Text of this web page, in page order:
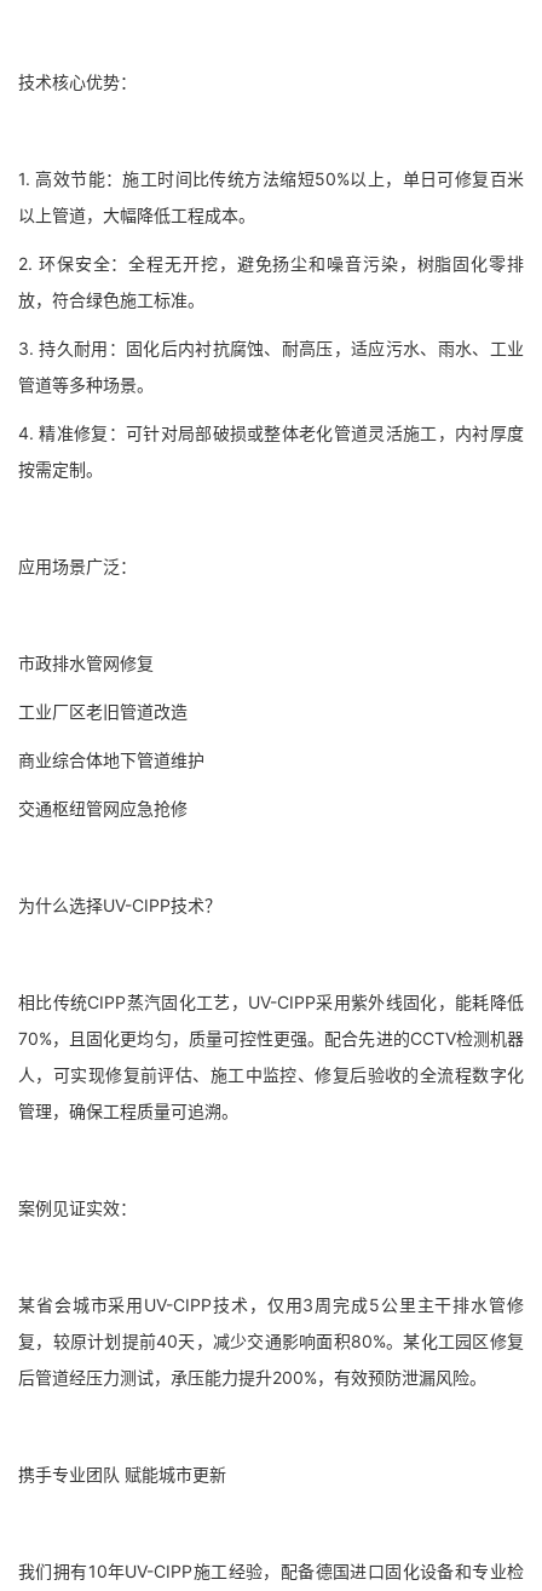
技术核心优势：
1. 高效节能：施工时间比传统方法缩短50%以上，单日可修复百米
以上管道，大幅降低工程成本。
2. 环保安全：全程无开挖，避免扬尘和噪音污染，树脂固化零排
放，符合绿色施工标准。
3. 持久耐用：固化后内衬抗腐蚀、耐高压，适应污水、雨水、工业
管道等多种场景。
4. 精准修复：可针对局部破损或整体老化管道灵活施工，内衬厚度
按需定制。
应用场景广泛：
市政排水管网修复
工业厂区老旧管道改造
商业综合体地下管道维护
交通枢纽管网应急抢修
为什么选择UV-CIPP技术？
相比传统CIPP蒸汽固化工艺，UV-CIPP采用紫外线固化，能耗降低
70%，且固化更均匀，质量可控性更强。配合先进的CCTV检测机器
人，可实现修复前评估、施工中监控、修复后验收的全流程数字化
管理，确保工程质量可追溯。
案例见证实效：
某省会城市采用UV-CIPP技术，仅用3周完成5公里主干排水管修
复，较原计划提前40天，减少交通影响面积80%。某化工园区修复
后管道经压力测试，承压能力提升200%，有效预防泄漏风险。
携手专业团队 赋能城市更新
我们拥有10年UV-CIPP施工经验，配备德国进口固化设备和专业检